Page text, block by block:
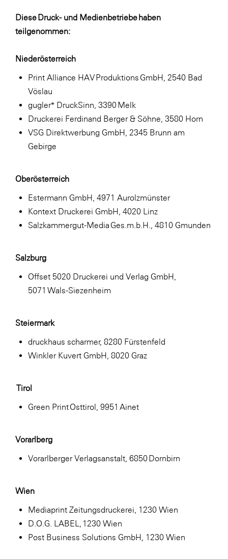
Diese Druck- und Medienbetriebe haben
teilgenommen:
Niederösterreich
Print Alliance HAV Produktions GmbH, 2540 Bad
Vöslau
gugler* DruckSinn, 3390 Melk
Druckerei Ferdinand Berger & Söhne, 3580 Horn
VSG Direktwerbung GmbH, 2345 Brunn am
Gebirge
Oberösterreich
Estermann GmbH, 4971 Aurolzmünster
Kontext Druckerei GmbH, 4020 Linz
Salzkammergut-Media Ges.m.b.H., 4810 Gmunden
Salzburg
Offset 5020 Druckerei und Verlag GmbH,
5071 Wals-Siezenheim
Steiermark
druckhaus scharmer, 8280 Fürstenfeld
Winkler Kuvert GmbH, 8020 Graz
Tirol
Green Print Osttirol, 9951 Ainet
Vorarlberg
Vorarlberger Verlagsanstalt, 6850 Dornbirn
Wien
Mediaprint Zeitungsdruckerei, 1230 Wien
D.O.G. LABEL, 1230 Wien
Post Business Solutions GmbH, 1230 Wien